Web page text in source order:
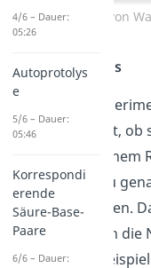
Auffangen von
3: Nachweis
Da du bei dem
herausfinden willst, ob
Wasserstoff in deinem
befindet, musst du
letzten Schritt testen.
das Reagenzglas in
Flamme— zum
4/6 – Dauer:
05:26
Autoprotolys
e
5/6 – Dauer:
05:46
Korrespondi
erende
Säure-Base-
Paare
6/6 – Dauer: